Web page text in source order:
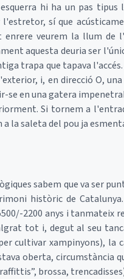
hi ha un pas tipus
sí que
enrere veurem la llum de
aquesta deuria ser
trapa que tapava
i, en direcció O,
se en una gatera
Si tornem a
la saleta del pou ja
sabem que va ser
històric de Catalunya.
2200 anys i tanmateix
tot i, degut al seu
cultivar xampinyons), la
oberta, circumstància
brossa,